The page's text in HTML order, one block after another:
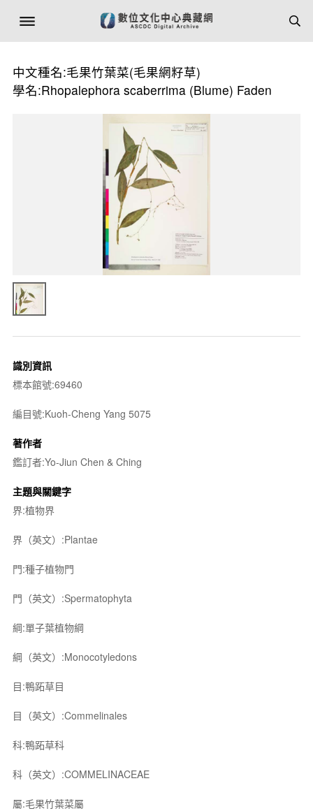
中文種名:毛果竹葉菜(毛果網籽草)
學名:Rhopalephora scaberrima (Blume) Faden
識別資訊
標本館號:69460
編目號:Kuoh-Cheng Yang 5075
著作者
鑑訂者:Yo-Jiun Chen & Ching
主題與關鍵字
界:植物界
界（英文）:Plantae
門:種子植物門
門（英文）:Spermatophyta
綱:單子葉植物綱
綱（英文）:Monocotyledons
目:鴨跖草目
目（英文）:Commelinales
科:鴨跖草科
科（英文）:COMMELINACEAE
屬:毛果竹葉菜屬